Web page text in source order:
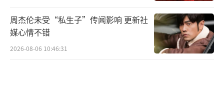
辛。剧中,从《唐俑复活》到《唐宫夜宴》,陈冉
在创作上不断寻求突破,也面临缺少创作资金,作
品不获专家评奖认可的境遇;易文艳从群舞跳到
领舞,从主演跳到首席,一跳就是15年。随着年龄
周杰伦未受“私生子”传闻影响 更新社
媒心情不错
2026-08-06 10:46:31